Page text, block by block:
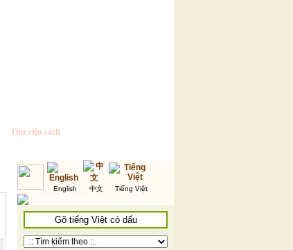
Thư viện sách
English 中文 Tiếng Việt